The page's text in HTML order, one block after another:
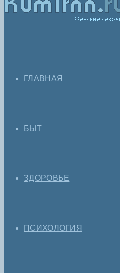
ГЛАВНАЯ
БЫТ
ЗДОРОВЬЕ
ПСИХОЛОГИЯ